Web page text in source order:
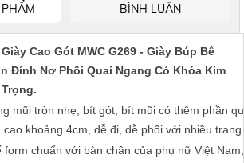
BÌNH LUẬN
Cao Gót MWC G269 - Giày Búp Bê
Đính Nơ Phối Quai Ngang Có Khóa Kim
mũi tròn nhẹ, bít gót, bít mũi có thêm phần
cao khoảng 4cm, dễ đi, dễ phối với nhiều
chuẩn với bàn chân của phụ nữ Việt